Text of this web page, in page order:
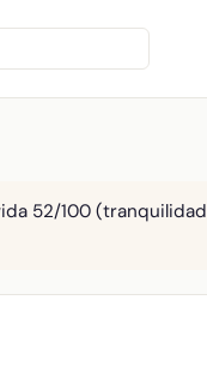
52/100 (tranquilidad